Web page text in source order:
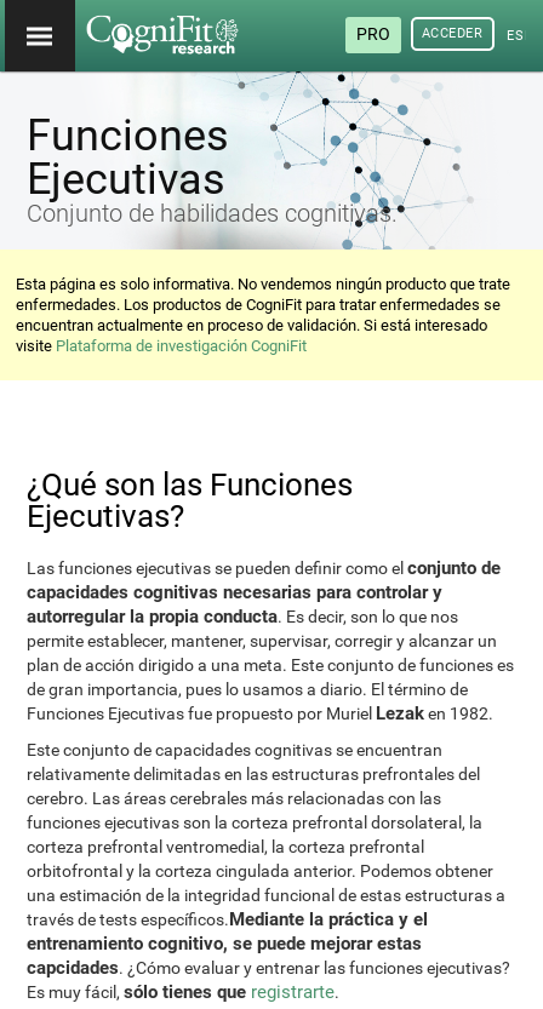
PRO ACCEDER
Funciones
Ejecutivas
Conjunto de habilidades cognitivas.
Esta página es solo informativa. No vendemos ningún producto que trate
enfermedades. Los productos de CogniFit para tratar enfermedades se
encuentran actualmente en proceso de validación. Si está interesado
visite Plataforma de investigación CogniFit
¿Qué son las Funciones
Ejecutivas?
Las funciones ejecutivas se pueden definir como elconjunto de
capacidades cognitivas necesarias para controlar y
autorregular la propia conducta. Es decir, son lo que nos
permite establecer, mantener, supervisar, corregir y alcanzar un
plan de acción dirigido a una meta. Este conjunto de funciones es
de gran importancia, pues lo usamos a diario. El término de
Funciones Ejecutivas fue propuesto por Muriel Lezaken 1982.
Este conjunto de capacidades cognitivas se encuentran
relativamente delimitadas en las estructuras prefrontales del
cerebro. Las áreas cerebrales más relacionadas con las
funciones ejecutivas son la corteza prefrontal dorsolateral, la
corteza prefrontal ventromedial, la corteza prefrontal
orbitofrontal y la corteza cingulada anterior. Podemos obtener
una estimación de la integridad funcional de estas estructuras a
través de tests específicos.Mediante la práctica y el
entrenamiento cognitivo, se puede mejorar estas
capcidades. ¿Cómo evaluar y entrenar las funciones ejecutivas?
Es muy fácil,sólo tienes que registrarte.